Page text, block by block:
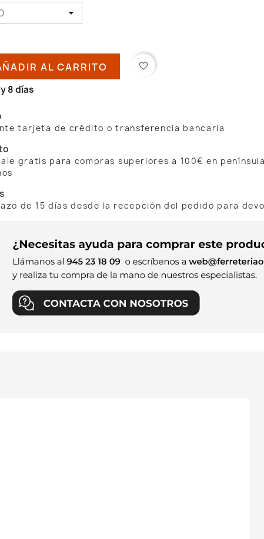
AL CARRITO favorite_border
8 días
tarjeta de crédito o transferencia bancaria
gratis para compras superiores a 100€ en
de 15 días desde la recepción del pedido para